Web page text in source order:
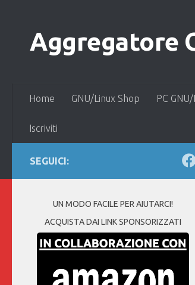
Aggregatore
Home GNU/Linux Shop PC
Iscriviti
SEGUICI:
UN MODO FACILE PER AIUTARCI!
ACQUISTA DAI LINK SPONSORIZZATI